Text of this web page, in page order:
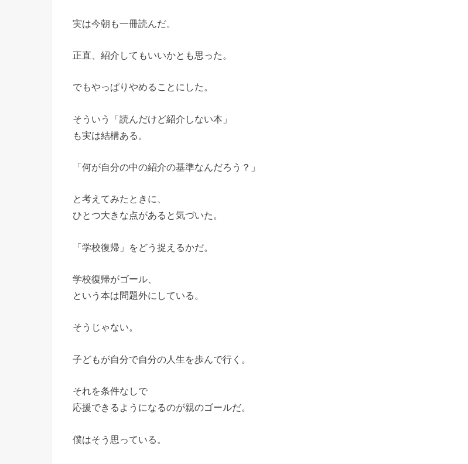
実は今朝も一冊読んだ。
正直、紹介してもいいかとも思った。
でもやっぱりやめることにした。
そういう「読んだけど紹介しない本」
も実は結構ある。
「何が自分の中の紹介の基準なんだろう？」
と考えてみたときに、
ひとつ大きな点があると気づいた。
「学校復帰」をどう捉えるかだ。
学校復帰がゴール、
という本は問題外にしている。
そうじゃない。
子どもが自分で自分の人生を歩んで行く。
それを条件なしで
応援できるようになるのが親のゴールだ。
僕はそう思っている。